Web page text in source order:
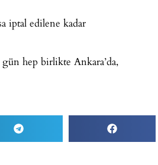
iptal edilene kadar
hep birlikte Ankara’da,